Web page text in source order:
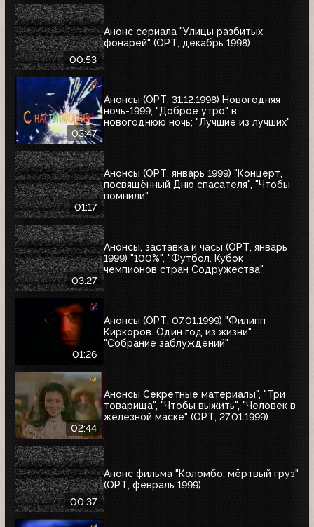
00:53
Анонс сериала "Улицы разбитых
фонарей" (ОРТ, декабрь 1998)
03:47
Анонсы (ОРТ, 31.12.1998) Новогодняя
ночь-1999; "Доброе утро" в
новогоднюю ночь; "Лучшие из лучших"
01:17
Анонсы (ОРТ, январь 1999) "Концерт,
посвящённый Дню спасателя", "Чтобы
помнили"
03:27
Анонсы, заставка и часы (ОРТ, январь
1999) "100%", "Футбол. Кубок
чемпионов стран Содружества"
01:26
Анонсы (ОРТ, 07.01.1999) "Филипп
Киркоров. Один год из жизни",
"Собрание заблуждений"
02:44
Анонсы Секретные материалы", "Три
товарища", "Чтобы выжить", "Человек в
железной маске" (ОРТ, 27.01.1999)
00:37
Анонс фильма "Коломбо: мёртвый груз"
(ОРТ, февраль 1999)